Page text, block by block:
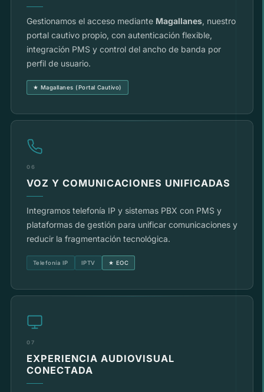
Gestionamos el acceso mediante Magallanes, nuestro
portal cautivo propio, con autenticación flexible,
integración PMS y control del ancho de banda por
perfil de usuario.
★ Magallanes (Portal Cautivo)
06
VOZ Y COMUNICACIONES UNIFICADAS
Integramos telefonía IP y sistemas PBX con PMS y
plataformas de gestión para unificar comunicaciones y
reducir la fragmentación tecnológica.
Telefonía IP IPTV ★ EOC
07
EXPERIENCIA AUDIOVISUAL
CONECTADA